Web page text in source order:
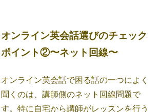
オンライン英会話選びのチェック
ポイント②〜ネット回線〜
オンライン英会話で困る話の一つによく
聞くのは、講師側のネット回線問題で
す。特に自宅から講師がレッスンを行う